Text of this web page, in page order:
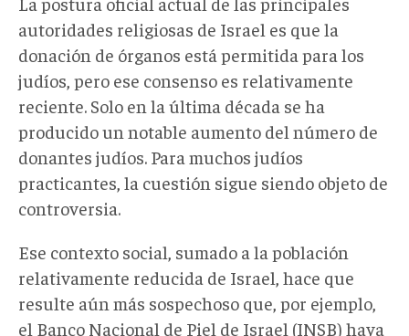
autoridades religiosas de Israel es que la
donación de órganos está permitida para los
judíos, pero ese consenso es relativamente
reciente. Solo en la última década se ha
producido un notable aumento del número de
donantes judíos. Para muchos judíos
practicantes, la cuestión sigue siendo objeto de
controversia.
Ese contexto social, sumado a la población
relativamente reducida de Israel, hace que
resulte aún más sospechoso que, por ejemplo,
el Banco Nacional de Piel de Israel (INSB) haya